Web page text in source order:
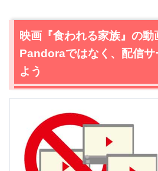
映画『食われる家族』の
Pandoraではなく、配信サ
よう